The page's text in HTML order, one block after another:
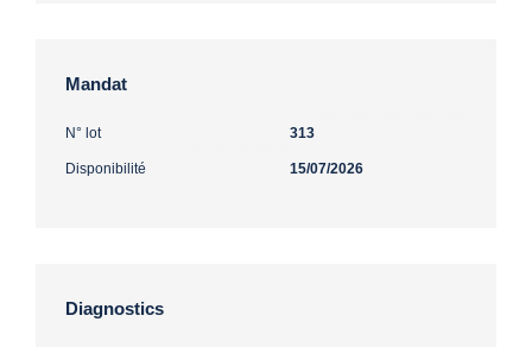
Mandat
N° lot 313
Disponibilité 15/07/2026
Diagnostics